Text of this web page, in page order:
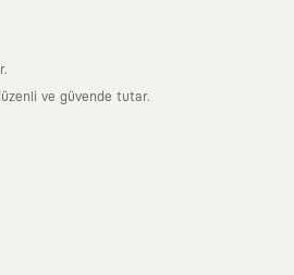
ve güvende tutar.